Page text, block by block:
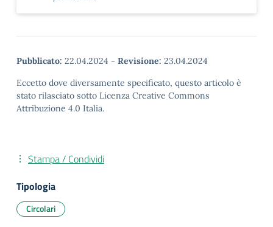
Pubblicato: 22.04.2024 - Revisione: 23.04.2024
Eccetto dove diversamente specificato, questo articolo è
stato rilasciato sotto Licenza Creative Commons
Attribuzione 4.0 Italia.
Stampa / Condividi
Tipologia
Circolari